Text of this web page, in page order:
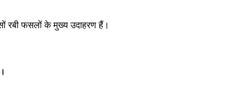
रबी फसलों के मुख्य उदाहरण हैं।